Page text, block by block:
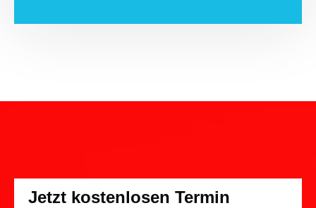
Jetzt kostenlosen Termin